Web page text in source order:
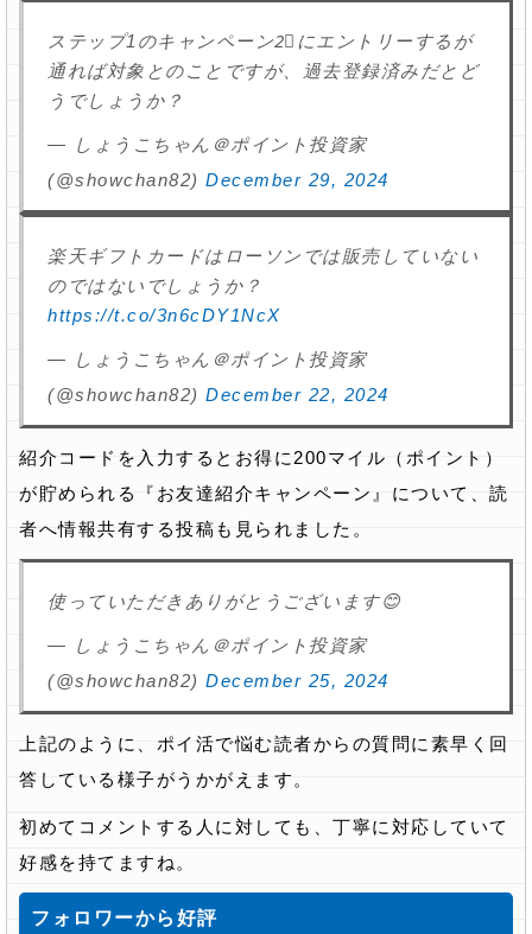
ステップ1のキャンペーン2⃣にエントリーするが
通れば対象とのことですが、過去登録済みだとど
うでしょうか？
— しょうこちゃん＠ポイント投資家
(@showchan82) December 29, 2024
楽天ギフトカードはローソンでは販売していない
のではないでしょうか？
https://t.co/3n6cDY1NcX
— しょうこちゃん＠ポイント投資家
(@showchan82) December 22, 2024
紹介コードを入力するとお得に200マイル（ポイント）
が貯められる『お友達紹介キャンペーン』について、読
者へ情報共有する投稿も見られました。
使っていただきありがとうございます😊
— しょうこちゃん＠ポイント投資家
(@showchan82) December 25, 2024
上記のように、ポイ活で悩む読者からの質問に素早く回
答している様子がうかがえます。
初めてコメントする人に対しても、丁寧に対応していて
好感を持てますね。
フォロワーから好評